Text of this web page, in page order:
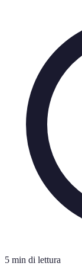
5 min di lettura